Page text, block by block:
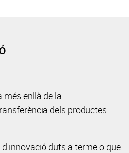
més enllà de la
dels productes.
duts a terme o que